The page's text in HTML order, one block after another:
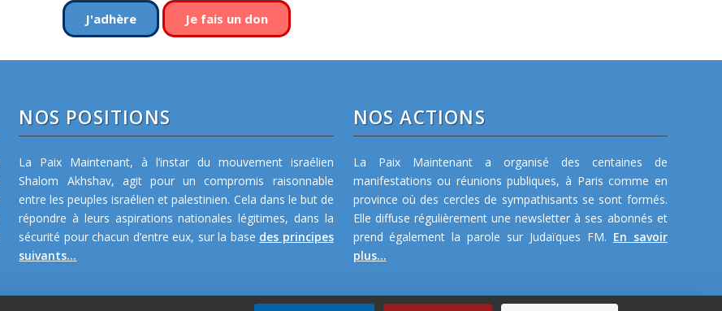
J'adhère Je fais un don
NOS POSITIONS
La Paix Maintenant, à l’instar du mouvement israélien
Shalom Akhshav, agit pour un compromis raisonnable
entre les peuples israélien et palestinien. Cela dans le but de
répondre à leurs aspirations nationales légitimes, dans la
sécurité pour chacun d’entre eux, sur la base des principes
suivants...
NOS ACTIONS
La Paix Maintenant a organisé des centaines de
manifestations ou réunions publiques, à Paris comme en
province où des cercles de sympathisants se sont formés.
Elle diffuse régulièrement une newsletter à ses abonnés et
prend également la parole sur Judaïques FM. En savoir
plus...